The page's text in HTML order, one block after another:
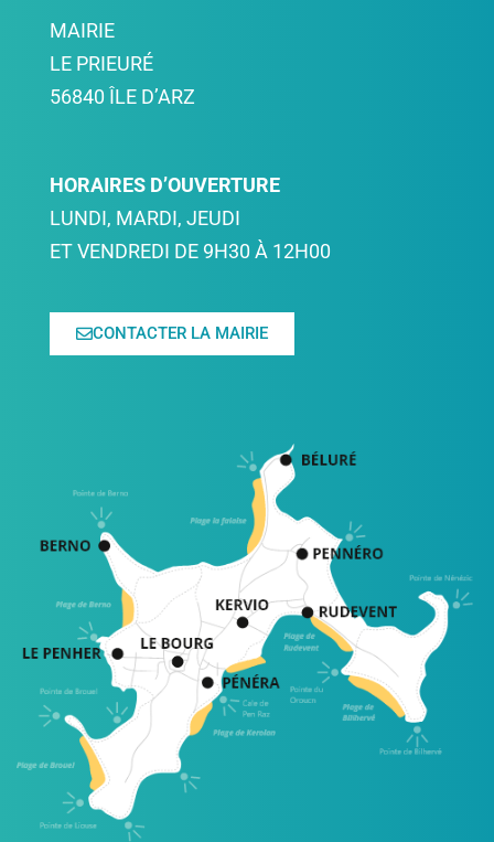
MAIRIE
LE PRIEURÉ
56840 ÎLE D’ARZ
HORAIRES D’OUVERTURE
LUNDI, MARDI, JEUDI
ET VENDREDI DE 9H30 À 12H00
CONTACTER LA MAIRIE